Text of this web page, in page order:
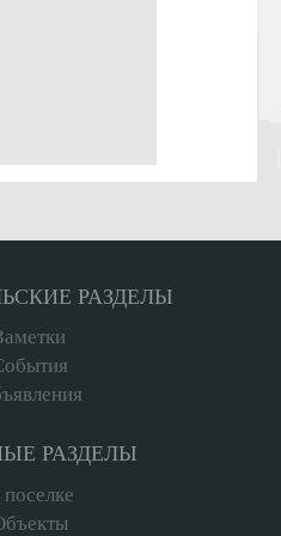
РАЗДЕЛЫ
РАЗДЕЛЫ